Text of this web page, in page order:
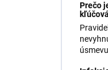
Prečo